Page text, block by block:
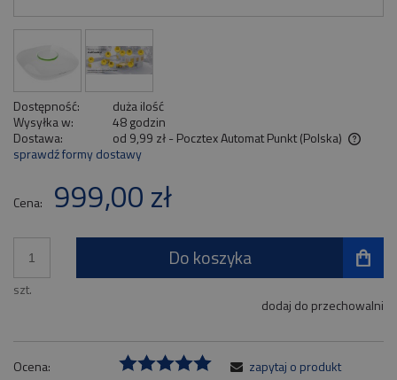
Dostępność:
duża ilość
Wysyłka w:
48 godzin
Dostawa:
od 9,99 zł - Pocztex Automat Punkt (Polska)
Cena nie zawiera ewentualnych kosztów płatności
sprawdź formy dostawy
Cena: 999,00 zł
szt.
Do koszyka
dodaj do przechowalni
Ocena:
zapytaj o produkt